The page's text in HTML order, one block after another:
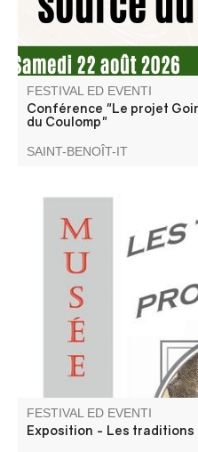
FESTIVAL ED EVENTI
Conférence "Le projet
du Coulomp"
SAINT-BENOÎT-IT
Annot si trova nella regione
scoprire le ricchezze e le
montagna, attraverso la
FESTIVAL ED EVENTI
Exposition - Les traditions